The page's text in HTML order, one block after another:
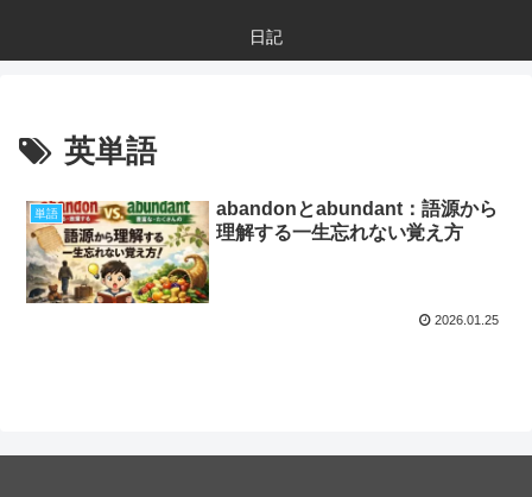
日記
英単語
単語
abandonとabundant：語源から
理解する一生忘れない覚え方
2026.01.25